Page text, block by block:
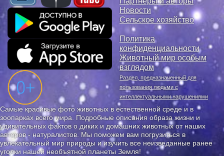
Новости
Сельское хозяйство
Политика
конфиденциальности
Животный мир особым
взглядом
Раздел, предназначенный для
пользования людьми с
интеллектуальными нарушениями
Самые красивые фото животных в естественной среде и в
зоопарках всего мира. Подробные описания образа жизни и
удивительных фактов о диких и домашних животных от наших
авторов - натуралистов. Мы поможем вам погрузиться в
увлекательный мир природы и изучить все неизведанные ранее
уголки нашей необъятной планеты Земля!